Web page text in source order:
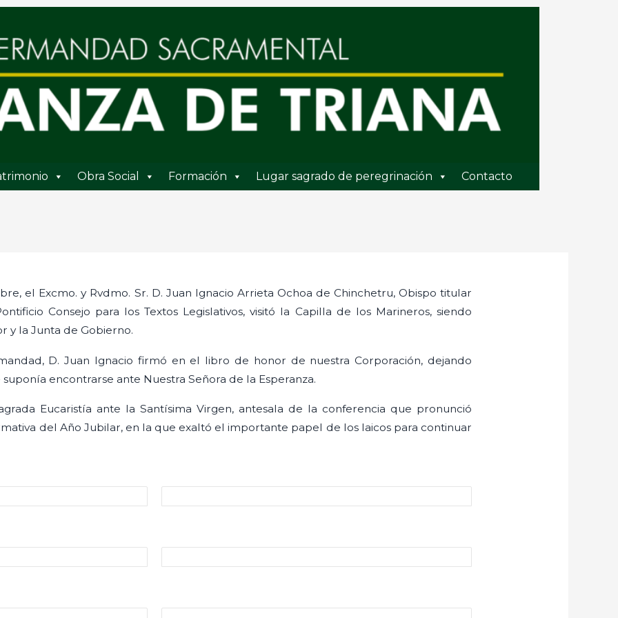
Obra Social Formación Lugar sagrado de peregrinación Contacto
el Excmo. y Rvdmo. Sr. D. Juan Ignacio Arrieta Ochoa de Chinchetru, Obispo titular
Consejo para los Textos Legislativos, visitó la Capilla de los Marineros, siendo
y la Junta de Gobierno.
D. Juan Ignacio firmó en el libro de honor de nuestra Corporación, dejando
encontrarse ante Nuestra Señora de la Esperanza.
Eucaristía ante la Santísima Virgen, antesala de la conferencia que pronunció
del Año Jubilar, en la que exaltó el importante papel de los laicos para continuar